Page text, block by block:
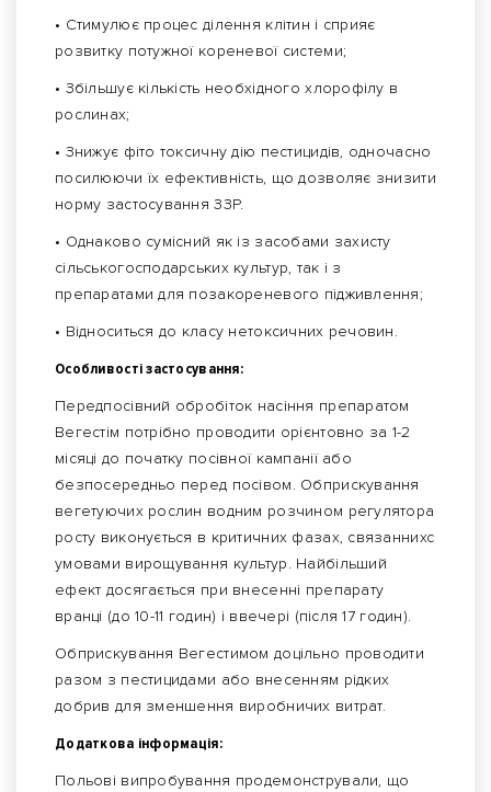
• Стимулює процес ділення клітин і сприяє
розвитку потужної кореневої системи;
• Збільшує кількість необхідного хлорофілу в
рослинах;
• Знижує фіто токсичну дію пестицидів, одночасно
посилюючи їх ефективність, що дозволяє знизити
норму застосування ЗЗР.
• Однаково сумісний як із засобами захисту
сільськогосподарських культур, так і з
препаратами для позакореневого підживлення;
• Відноситься до класу нетоксичних речовин.
Особливості застосування:
Передпосівний обробіток насіння препаратом
Вегестім потрібно проводити орієнтовно за 1-2
місяці до початку посівної кампанії або
безпосередньо перед посівом. Обприскування
вегетуючих рослин водним розчином регулятора
росту виконується в критичних фазах, связаннихс
умовами вирощування культур. Найбільший
ефект досягається при внесенні препарату
вранці (до 10-11 годин) і ввечері (після 17 годин).
Обприскування Вегестимом доцільно проводити
разом з пестицидами або внесенням рідких
добрив для зменшення виробничих витрат.
Додаткова інформація:
Польові випробування продемонстрували, що